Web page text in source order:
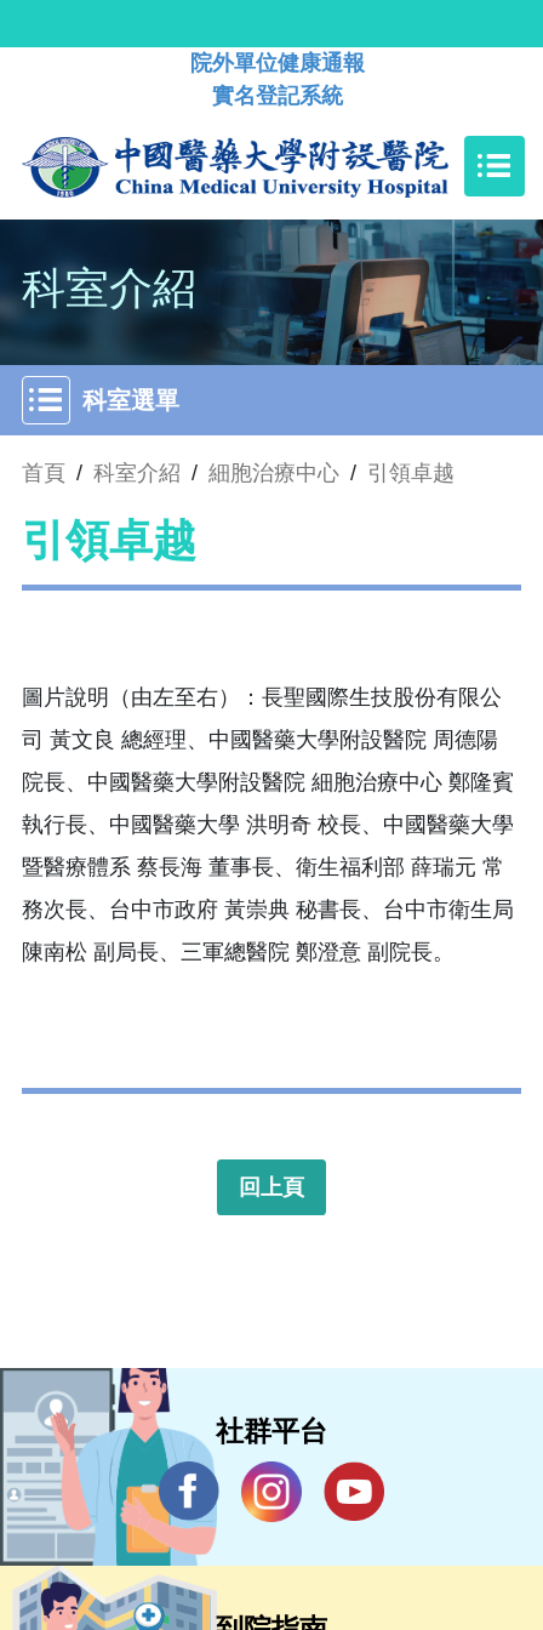
院外單位健康通報
實名登記系統
科室介紹
科室選單
首頁 / 科室介紹 / 細胞治療中心 / 引領卓越
引領卓越
圖片說明（由左至右）：長聖國際生技股份有限公
司 黃文良 總經理、中國醫藥大學附設醫院 周德陽
院長、中國醫藥大學附設醫院 細胞治療中心 鄭隆賓
執行長、中國醫藥大學 洪明奇 校長、中國醫藥大學
暨醫療體系 蔡長海 董事長、衛生福利部 薛瑞元 常
務次長、台中市政府 黃崇典 秘書長、台中市衛生局
陳南松 副局長、三軍總醫院 鄭澄意 副院長。
回上頁
社群平台